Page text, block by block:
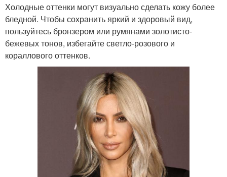
Холодные оттенки могут визуально сделать кожу более
бледной. Чтобы сохранить яркий и здоровый вид,
пользуйтесь бронзером или румянами золотисто-
бежевых тонов, избегайте светло-розового и
кораллового оттенков.